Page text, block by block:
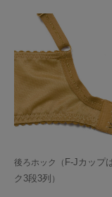
後ろホック（ F-Jカップ
ク3段3列 ）